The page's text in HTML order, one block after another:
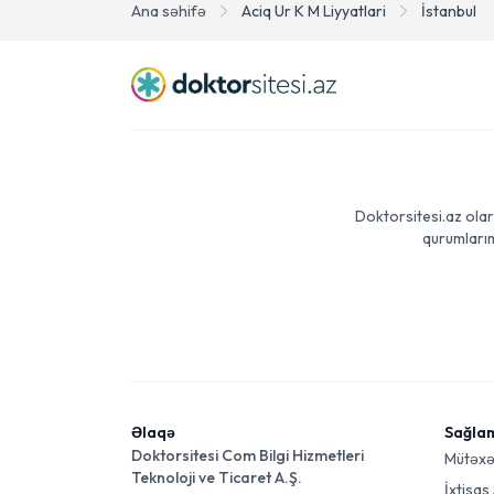
Ana səhifə Aciq Ur K M Liyyatlari İstanbul
Doktorsitesi.az
Əlaqə
Doktorsitesi Com Bilgi Hizmetleri
Teknoloji ve Ticaret A.Ş.
İxtisas